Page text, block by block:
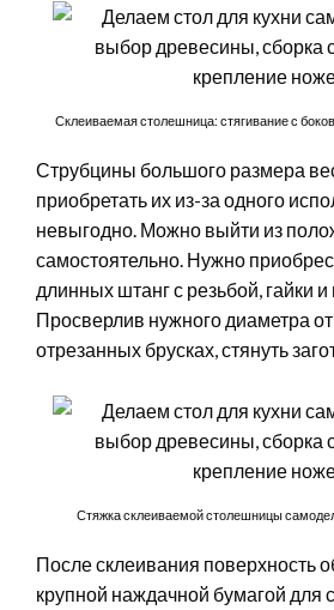
Склеиваемая столешница: стягивание с
Струбцины большого размера
приобретать их из-за одного
невыгодно. Можно выйти из
самостоятельно. Нужно
длинных штанг с резьбой, гайки
Просверлив нужного диаметра
отрезанных брусках, стянуть
Стяжка склеиваемой столешницы
После склеивания поверхность
крупной наждачной бумагой для